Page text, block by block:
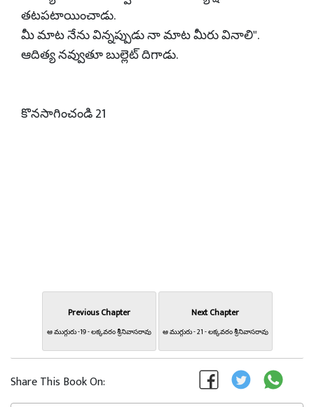
తటపటాయించాడు.
మీ మాట నేను విన్నప్పుడు నా మాట మీరు వినాలి".
ఆదిత్య నవ్వుతూ బుల్లెట్ దిగాడు.
కొనసాగించండి 21
Previous Chapter
ఆ ముగ్గురు -19 - లక్కవరం శ్రీనివాసరావు
Next Chapter
ఆ ముగ్గురు - 21 - లక్కవరం శ్రీనివాసరావు
Share This Book On: